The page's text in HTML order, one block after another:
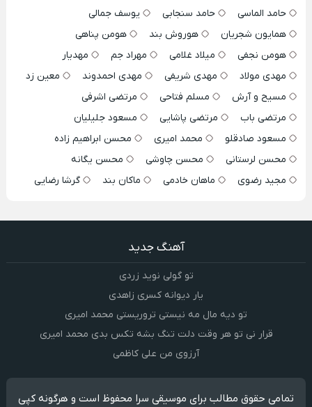
حامد الماسی
حامد سنجابی
یوسف جمالی
همایون شجریان
هوروش بند
هومن پناهی
هومن نجفی
میلاد غلامی مهراد جم
مهدیار
مهدی مولاد
مهدی شریفی مهدی احمدوند
معین زد
مسیح و آرش
مسلم فتاحی
مرتضی اشرفی
مرتضی باب
مرتضی پاشایی
مسعود جلیلیان
مسعود صادقلو
محمد امیری
محسن ابراهیم زاده
محسن لرستانی
محسن چاوشی
محسن یگانه
مجید رضوی
ماهان خادمی ماکان بند گرشا رضایی
آهنگ جدید
تو گولی نوید زردی
یار دیوانه کسری زاهدی
تو دیه مال مه نیستی تروریستی محمد امیری
قرار نی تو هر وقت دلت تنگ بشه تکس بدی محمد امیری
آرزوی من علی کاظمی
تمامی حقوق مطالب برای موسیقی سرا محفوظ است و هرگونه کپی